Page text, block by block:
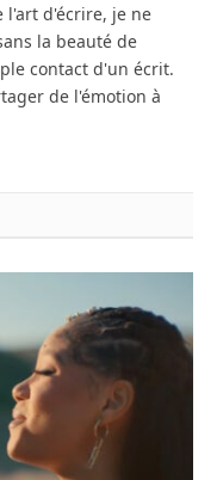
l'art d'écrire, je ne
la beauté de
contact d'un écrit.
de l'émotion à